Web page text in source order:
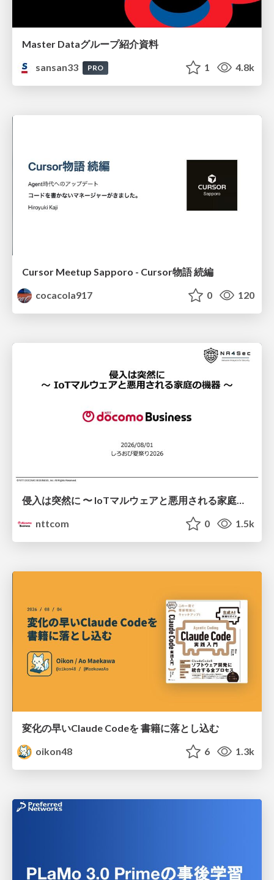
Master Dataグループ紹介資料
sansan33
PRO 1 4.8k
Cursor Meetup Sapporo - Cursor物語 続編
cocacola917
0 120
nttcom
0 1.5k
変化の早いClaude Codeを 書籍に落とし込む
oikon48
6 1.3k